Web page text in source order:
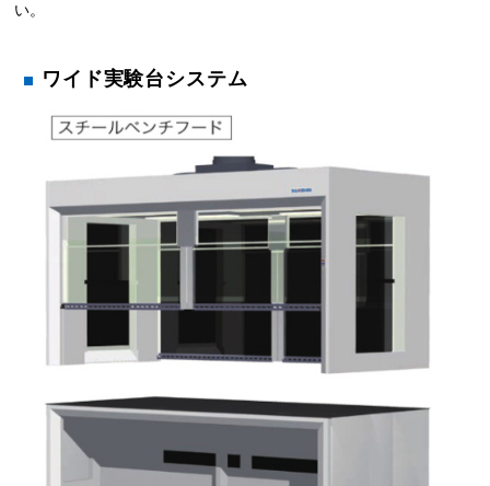
い。
ワイド実験台システム